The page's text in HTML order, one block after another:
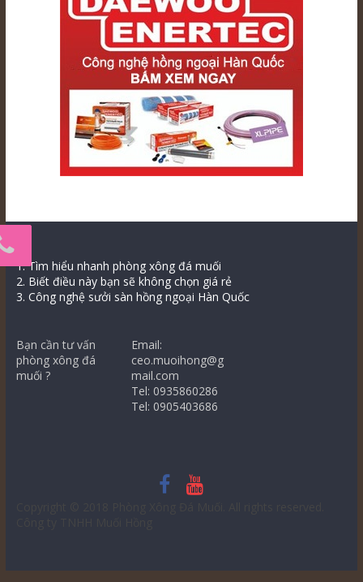
1. Tìm hiểu nhanh phòng xông đá muối
2. Biết điều này bạn sẽ không chọn giá rẻ
3. Công nghệ sưởi sàn hồng ngoại Hàn Quốc
Bạn cần tư vấn
phòng xông đá
muối ?
Email:
ceo.muoihong@g
mail.com
Tel: 0935860286
Tel: 0905403686